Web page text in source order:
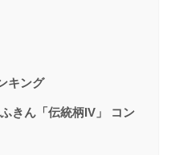
キング
きん「伝統柄IV」 コン